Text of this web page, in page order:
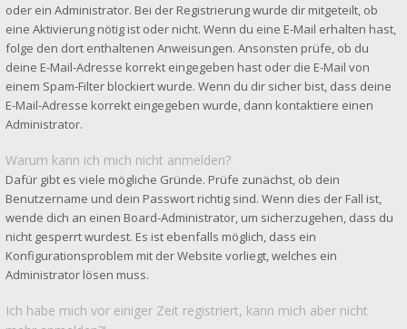
oder ein Administrator. Bei der Registrierung wurde dir mitgeteilt, ob
eine Aktivierung nötig ist oder nicht. Wenn du eine E-Mail erhalten hast,
folge den dort enthaltenen Anweisungen. Ansonsten prüfe, ob du
deine E-Mail-Adresse korrekt eingegeben hast oder die E-Mail von
einem Spam-Filter blockiert wurde. Wenn du dir sicher bist, dass deine
E-Mail-Adresse korrekt eingegeben wurde, dann kontaktiere einen
Administrator.
Warum kann ich mich nicht anmelden?
Dafür gibt es viele mögliche Gründe. Prüfe zunächst, ob dein
Benutzername und dein Passwort richtig sind. Wenn dies der Fall ist,
wende dich an einen Board-Administrator, um sicherzugehen, dass du
nicht gesperrt wurdest. Es ist ebenfalls möglich, dass ein
Konfigurationsproblem mit der Website vorliegt, welches ein
Administrator lösen muss.
Ich habe mich vor einiger Zeit registriert, kann mich aber nicht